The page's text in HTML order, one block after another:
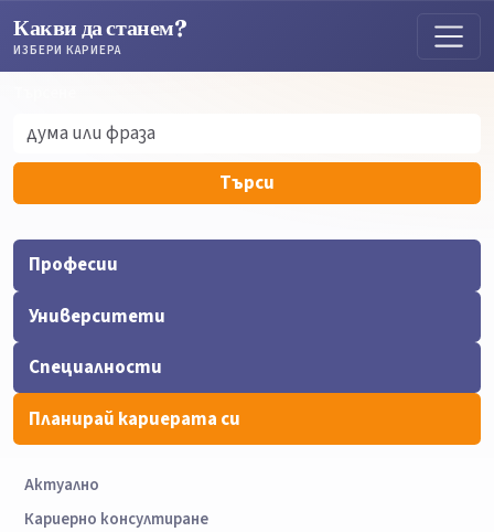
Какви да станем?
ИЗБЕРИ КАРИЕРА
Търси
Професии
Университети
Специалности
Планирай кариерата си
Актуално
Кариерно консултиране